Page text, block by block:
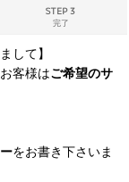
STEP 3
完了
して】
客様はご希望のサ
をお書き下さいま